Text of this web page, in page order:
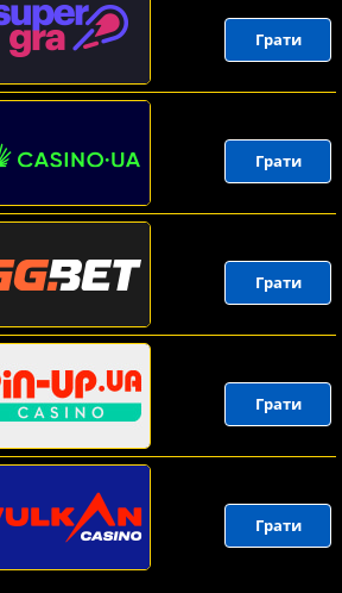
Грати
Грати
Грати
Грати
Грати